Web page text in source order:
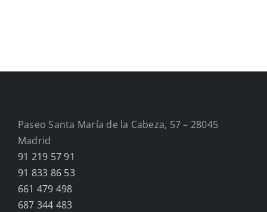
Paseo Santa María de la Cabeza, 57 – 28045
Madrid
91 219 57 91
91 833 86 53
661 479 498
687 344 483